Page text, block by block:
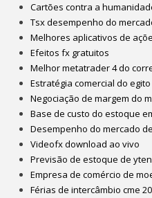
Cartões contra a
Tsx desempenho do
Melhores aplicativos de
Efeitos fx gratuitos
Melhor metatrader 4 do
Estratégia comercial do egito
Negociação de margem do
Base de custo do estoque
Desempenho do mercado
Videofx download ao vivo
Previsão de estoque de yten
Empresa de comércio de
Férias de intercâmbio cme